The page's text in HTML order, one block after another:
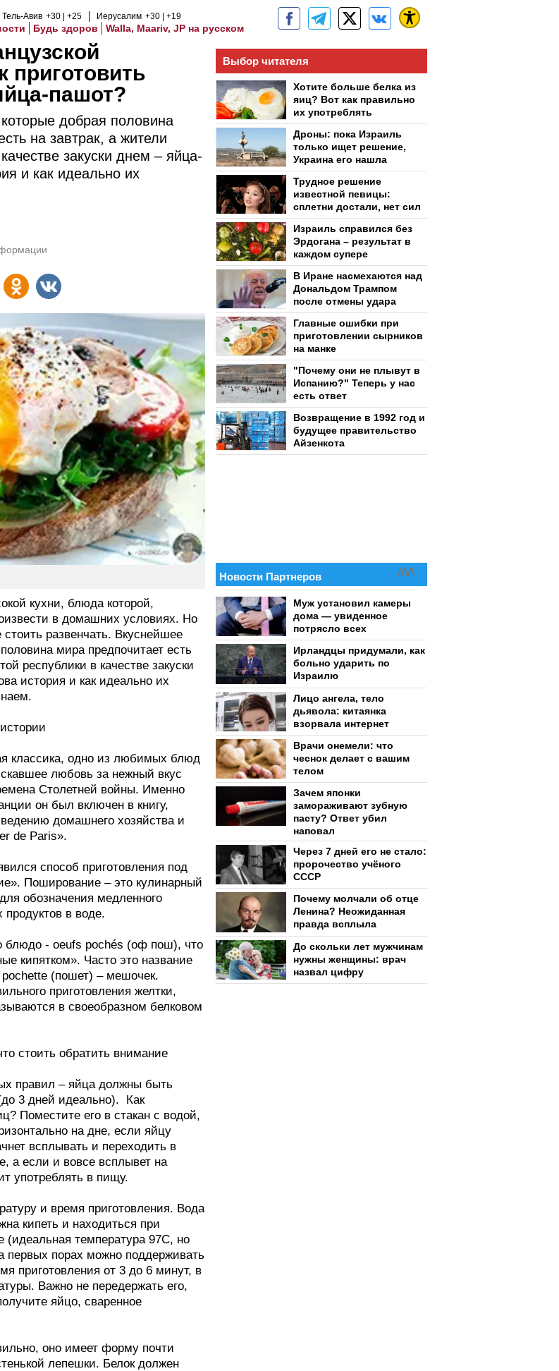
Тель-Авив +30 +25 Иерусалим +30 +19
Будь здоров Walla, Maariv, JP на русском
приготовить
пашот?
добрая половина
на завтрак, а жители
закуски днем – яйца-
и как идеально их
кухни, блюда которой,
в домашних условиях. Но
развенчать. Вкуснейшее
мира предпочитает есть
республики в качестве закуски
история и как идеально их
классика, одно из любимых блюд
любовь за нежный вкус
Столетней войны. Именно
он был включен в книгу,
домашнего хозяйства и
de Paris».
способ приготовления под
Поширование – это кулинарный
обозначения медленного
в воде.
блюдо - oeufs pochés (оф пош), что
кипятком». Часто это название
(пошет) – мешочек.
приготовления желтки,
в своеобразном белковом
стоить обратить внимание
правил – яйца должны быть
3 дней идеально). Как
Поместите его в стакан с водой,
на дне, если яйцу
всплывать и переходить в
а если и вовсе всплывет на
употреблять в пищу.
и время приготовления. Вода
кипеть и находиться при
(идеальная температура 97С, но
первых порах можно поддерживать
приготовления от 3 до 6 минут, в
Важно не передержать его,
яйцо, сваренное
оно имеет форму почти
лепешки. Белок должен
Выбор читателя
Хотите больше белка из
яиц? Вот как правильно
их употреблять
Дроны: пока Израиль
только ищет решение,
Украина его нашла
Трудное решение
известной певицы:
сплетни достали, нет сил
Израиль справился без
Эрдогана – результат в
каждом супере
В Иране насмехаются над
Дональдом Трампом
после отмены удара
Главные ошибки при
приготовлении сырников
на манке
"Почему они не плывут в
Испанию?" Теперь у нас
есть ответ
Возвращение в 1992 год и
будущее правительство
Айзенкота